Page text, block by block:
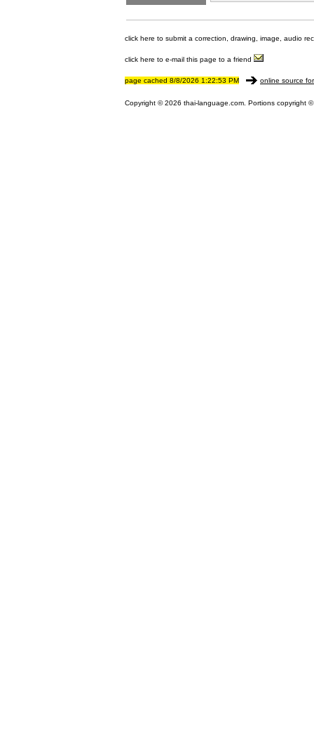
click here to submit a correction, drawing, image, audio
click here to e-mail this page to a friend
page cached 8/8/2026 1:22:53 PM online source
Copyright © 2026 thai-language.com. Portions copyright